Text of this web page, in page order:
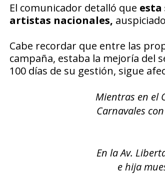
El comunicador detalló que
artistas nacionales,
Cabe recordar que entre las
campaña, estaba la mejoría del
100 días de su gestión, sigue
Mientras en el
Carnavales
En la Av.
e hija